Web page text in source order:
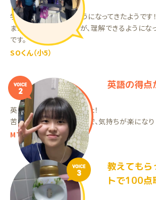
学校の勉強がわかるようになってきたようです！
まだ凡ミスが多いですが、理解できるようにな
です。
SOくん（小5）
VOICE
2
英語の得点
英語の点数が上がりました！
苦手教科が一つ減った事で、気持ちが楽になり
MTちゃん（中3）
VOICE
3
教えてもら
トで100点